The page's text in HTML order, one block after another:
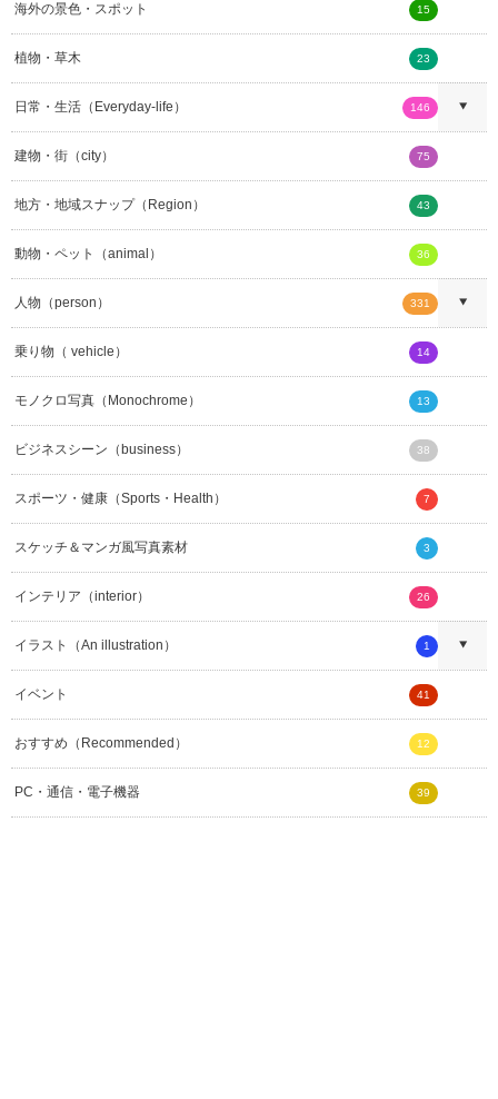
海外の景色・スポット 15
植物・草木 23
日常・生活（Everyday-life） 146
建物・街（city） 75
地方・地域スナップ（Region） 43
動物・ペット（animal） 36
人物（person） 331
乗り物（ vehicle） 14
モノクロ写真（Monochrome） 13
ビジネスシーン（business） 38
スポーツ・健康（Sports・Health） 7
スケッチ＆マンガ風写真素材 3
インテリア（interior） 26
イラスト（An illustration） 1
イベント 41
おすすめ（Recommended） 12
PC・通信・電子機器 39